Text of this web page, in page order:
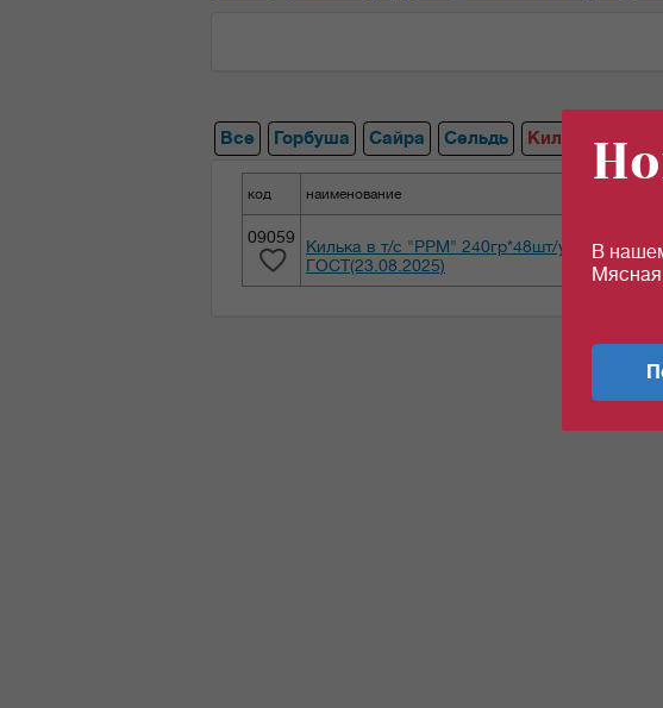
Все Горбуша Сайра Сельдь Килька
код наименование
09059
Килька в т/с "РРМ" 240гр*48шт/уп
ГОСТ(23.08.2025)
В